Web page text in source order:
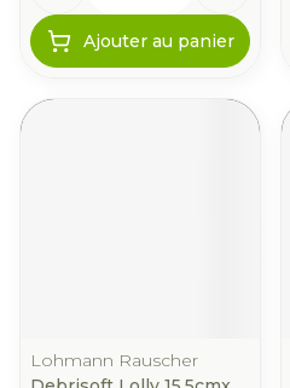
Ajouter au panier
Lohmann Rauscher